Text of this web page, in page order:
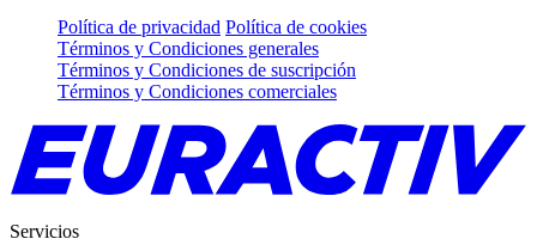
Política de privacidad Política de cookies
Términos y Condiciones generales
Términos y Condiciones de suscripción
Términos y Condiciones comerciales
Servicios